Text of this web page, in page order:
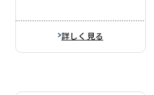
詳しく見る